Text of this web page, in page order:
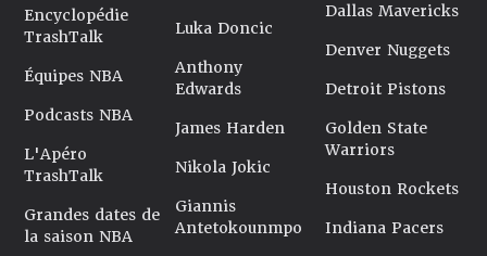
Encyclopédie
TrashTalk
Équipes NBA
Podcasts NBA
L'Apéro
TrashTalk
Grandes dates de
la saison NBA
Luka Doncic
Anthony
Edwards
James Harden
Nikola Jokic
Giannis
Antetokounmpo
Dallas Mavericks
Denver Nuggets
Detroit Pistons
Golden State
Warriors
Houston Rockets
Indiana Pacers